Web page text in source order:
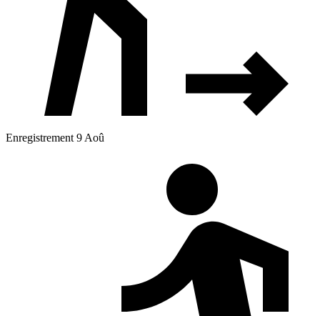
Enregistrement 9 Aoû